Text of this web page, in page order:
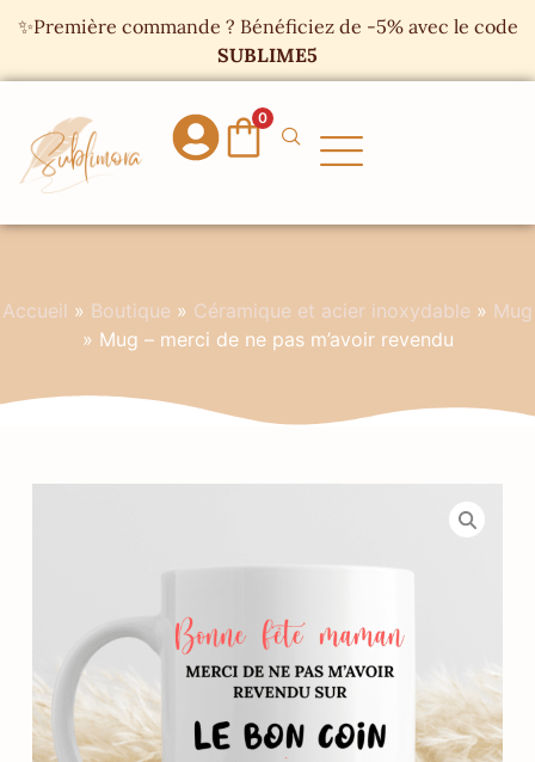
✨Première commande ? Bénéficiez de -5% avec le code
SUBLIME5
0
Accueil » Boutique » Céramique et acier inoxydable » Mug
» Mug – merci de ne pas m’avoir revendu
Panneau de gestion des cookies